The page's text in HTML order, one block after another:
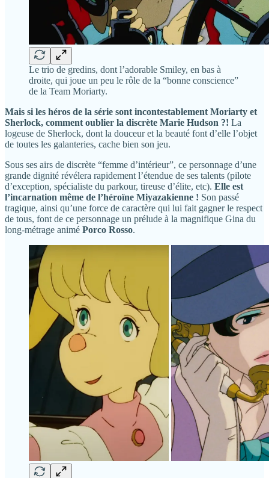
Le trio de gredins, dont l’adorable Smiley, en bas à
droite, qui joue un peu le rôle de la “bonne conscience”
de la Team Moriarty.
Mais si les héros de la série sont incontestablement Moriarty et
Sherlock, comment oublier la discrète Marie Hudson ?! La
logeuse de Sherlock, dont la douceur et la beauté font d’elle l’objet
de toutes les galanteries, cache bien son jeu.
Sous ses airs de discrète “femme d’intérieur”, ce personnage d’une
grande dignité révélera rapidement l’étendue de ses talents (pilote
d’exception, spécialiste du parkour, tireuse d’élite, etc). Elle est
l’incarnation même de l’héroïne Miyazakienne ! Son passé
tragique, ainsi qu’une force de caractère qui lui fait gagner le respect
de tous, font de ce personnage un prélude à la magnifique Gina du
long-métrage animé Porco Rosso.